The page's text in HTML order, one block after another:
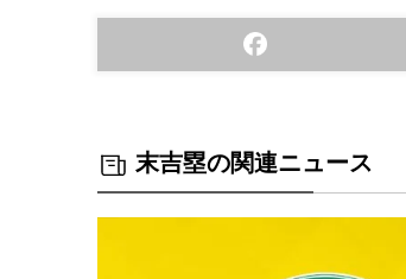
末吉塁の関連ニュース